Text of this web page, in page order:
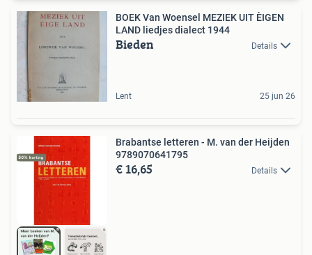
BOEK Van Woensel MEZIEK UIT ÈIGEN
LAND liedjes dialect 1944
Bieden Details
Lent 25 jun 26
Brabantse letteren - M. van der Heijden
9789070641795
€ 16,65 Details